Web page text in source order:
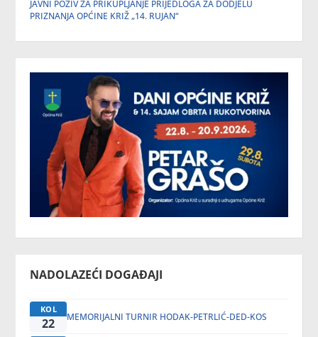
JAVNI POZIV ZA PRIKUPLJANJE PRIJEDLOGA ZA DODJELU
PRIZNANJA OPĆINE KRIŽ „14. RUJAN“
NADOLAZEĆI DOGAĐAJI
KOL
22 MEMORIJALNI TURNIR HODAK-PETRLIĆ-DED-KOS